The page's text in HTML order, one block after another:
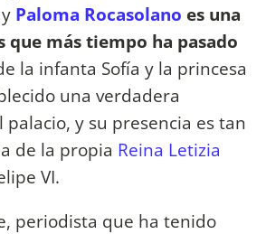
Paloma Rocasolano es una
que más tiempo ha pasado
la infanta Sofía y la princesa
una verdadera
y su presencia es tan
de la propia Reina Letizia
VI.
periodista que ha tenido